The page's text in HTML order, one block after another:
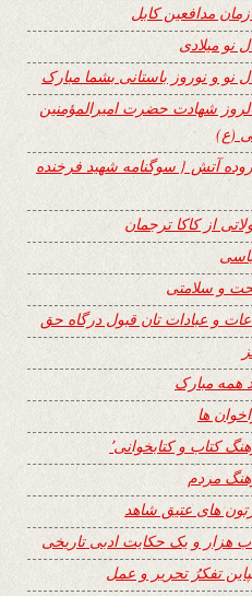
مدافعین کابل
نو میلادی
نو و نوروز باستانی بشما مبارک
شهادت حضرت امیرالمؤمنین
(ع)
آتش { سوگنامه شهید فرخنده
از کاکا ترجمان
و سلامتی
و عبادات تان قبول درگاه حق
همه مبارک
ها
کتاب و کتابخوانی٬
مردم
های عتیق شاهد
هزار و یک حکایت ادبی تاریخی
تفکرُ تحریر و عمل